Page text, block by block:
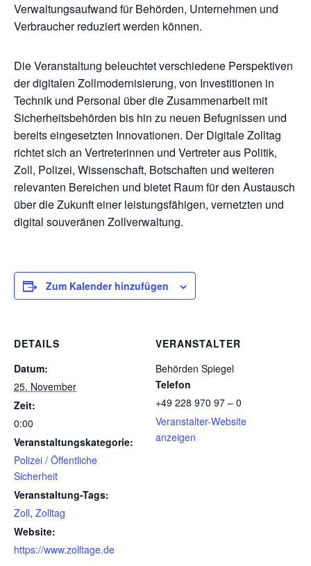
Verwaltungsaufwand für Behörden, Unternehmen und
Verbraucher reduziert werden können.
Die Veranstaltung beleuchtet verschiedene Perspektiven
der digitalen Zollmodernisierung, von Investitionen in
Technik und Personal über die Zusammenarbeit mit
Sicherheitsbehörden bis hin zu neuen Befugnissen und
bereits eingesetzten Innovationen. Der Digitale Zolltag
richtet sich an Vertreterinnen und Vertreter aus Politik,
Zoll, Polizei, Wissenschaft, Botschaften und weiteren
relevanten Bereichen und bietet Raum für den Austausch
über die Zukunft einer leistungsfähigen, vernetzten und
digital souveränen Zollverwaltung.
Zum Kalender hinzufügen
DETAILS
Datum:
25. November
Zeit:
0:00
Veranstaltungskategorie:
Polizei / Öffentliche
Sicherheit
Veranstaltung-Tags:
Zoll, Zolltag
Website:
https://www.zolltage.de
VERANSTALTER
Behörden Spiegel
Telefon
+49 228 970 97 – 0
Veranstalter-Website
anzeigen